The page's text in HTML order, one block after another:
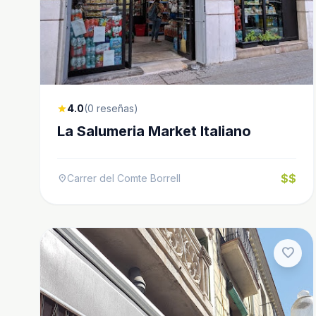
star4.0(0 reseñas)
La Salumeria Market Italiano
location_onCarrer del Comte Borrell $$
favorite